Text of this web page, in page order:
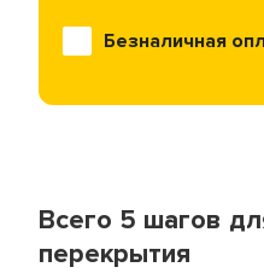
получали
идеально
материалы.
проекта.
Безналичная
Всего 5 шагов
перекрытия